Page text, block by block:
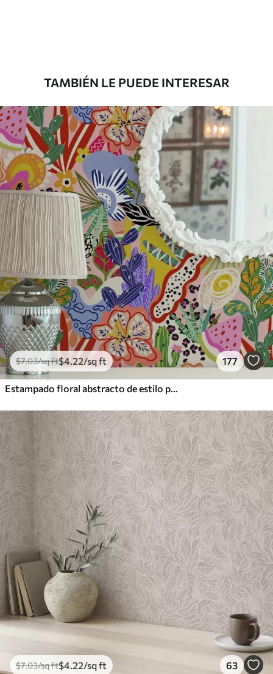
Premium
8 .33$5.00/sq ft
TAMBIÉN LE PUEDE INTERESAR
$7.03/sq ft$4.22/sq ft 177
Estampado floral abstracto de estilo pop art
$7.03/sq ft$4.22/sq ft 63